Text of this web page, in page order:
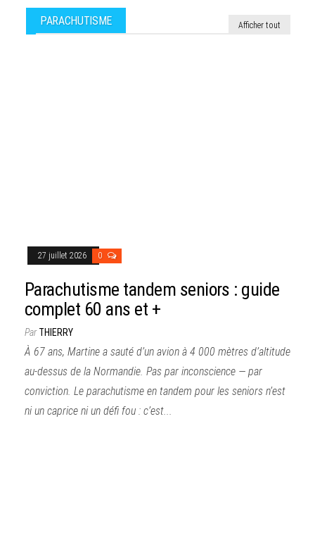
PARACHUTISME Afficher tout
27 juillet 2026 0
Parachutisme tandem seniors : guide
complet 60 ans et +
ParTHIERRY
À 67 ans, Martine a sauté d’un avion à 4 000 mètres d’altitude
au-dessus de la Normandie. Pas par inconscience — par
conviction. Le parachutisme en tandem pour les seniors n’est
ni un caprice ni un défi fou : c’est...